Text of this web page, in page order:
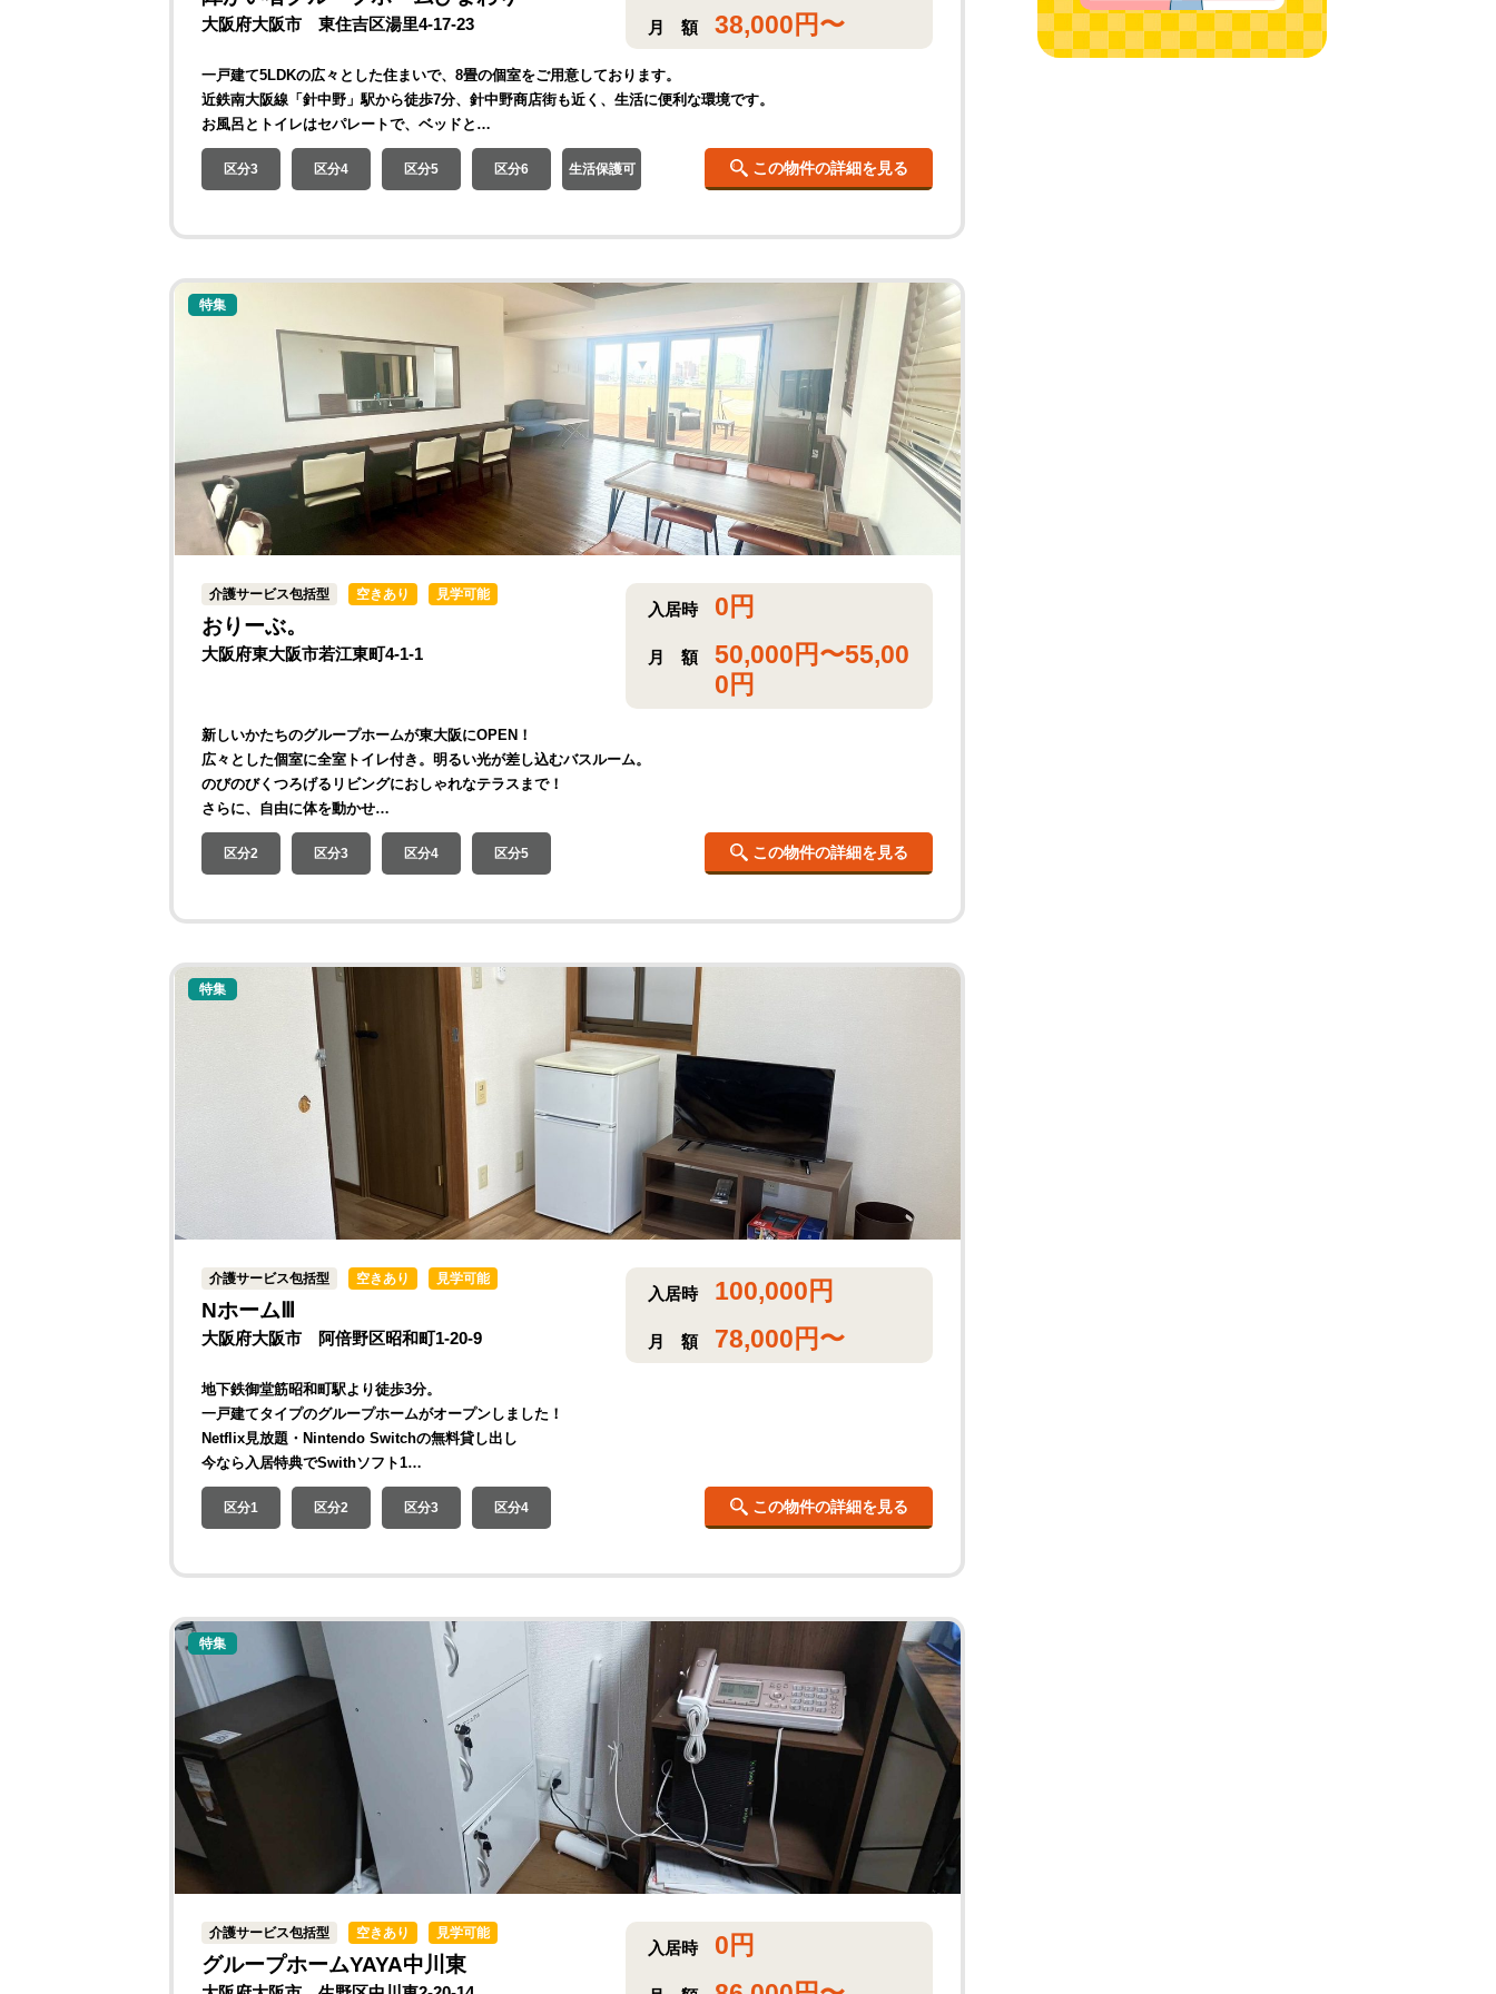
大阪府大阪市 東住吉区湯里4-17-23 月 額 38,000 円〜
一戸建て5LDKの広々とした住まいで、8畳の個室をご用意しております。
近鉄南大阪線「針中野」駅から徒歩7分、針中野商店街も近く、生活に便利な環境です。
お風呂とトイレはセパレートで、ベッドと…
区分3 区分4 区分5 区分6 生活保護可 この物件の詳細を見る
特集
介護サービス包括型 空きあり 見学可能
おりーぶ。
大阪府東大阪市若江東町4-1-1
入居時 0 円
月 額 50,000 円〜55,00
0 円
新しいかたちのグループホームが東大阪にOPEN！
広々とした個室に全室トイレ付き。明るい光が差し込むバスルーム。
のびのびくつろげるリビングにおしゃれなテラスまで！
さらに、自由に体を動かせ…
区分2 区分3 区分4 区分5 この物件の詳細を見る
特集
介護サービス包括型 空きあり 見学可能
NホームⅢ
大阪府大阪市 阿倍野区昭和町1-20-9
入居時 100,000 円
月 額 78,000 円〜
地下鉄御堂筋昭和町駅より徒歩3分。
一戸建てタイプのグループホームがオープンしました！
Netflix見放題・Nintendo Switchの無料貸し出し
今なら入居特典でSwithソフト1…
区分1 区分2 区分3 区分4 この物件の詳細を見る
特集
介護サービス包括型 空きあり 見学可能
グループホームYAYA中川東
入居時 0 円